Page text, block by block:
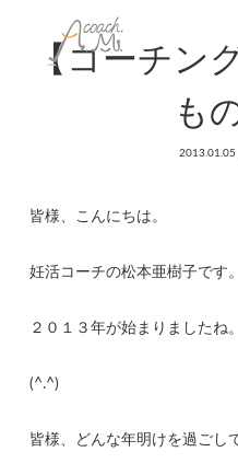
【コーチン
も
2013.01.05
皆様、こんにちは。
妊活コーチの松本亜樹子です。
２０１３年が始まりましたね。
(^.^)
皆様、どんな年明けを過ごし